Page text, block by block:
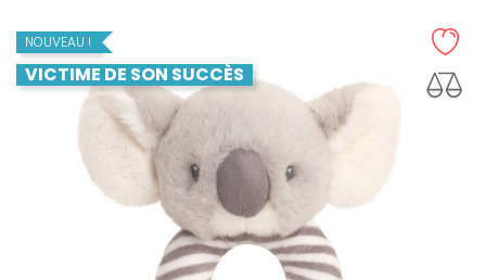
NOUVEAU !
VICTIME DE SON SUCCÈS